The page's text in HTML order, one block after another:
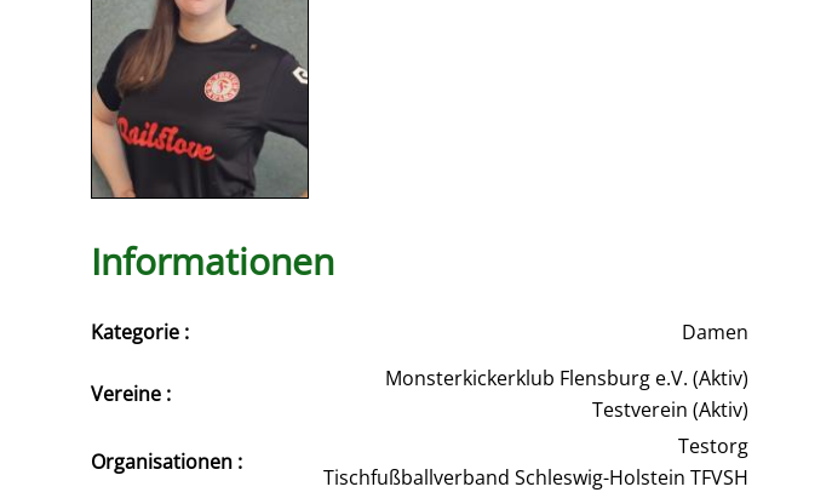
Informationen
Kategorie : Damen
Vereine :
Monsterkickerklub Flensburg e.V. (Aktiv)
Testverein (Aktiv)
Organisationen :
Testorg
Tischfußballverband Schleswig-Holstein TFVSH